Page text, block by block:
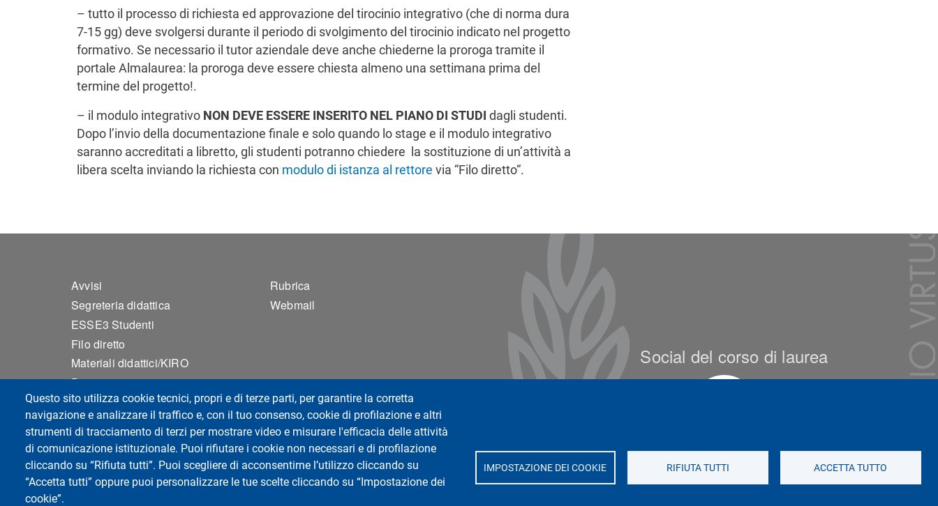
Questo sito utilizza cookie tecnici, propri e di terze parti, per garantire la corretta
navigazione e analizzare il traffico e, con il tuo consenso, cookie di profilazione e altri
strumenti di tracciamento di terzi per mostrare video e misurare l'efficacia delle attività
di comunicazione istituzionale. Puoi rifiutare i cookie non necessari e di profilazione
cliccando su “Rifiuta tutti”. Puoi scegliere di acconsentirne l’utilizzo cliccando su
“Accetta tutti” oppure puoi personalizzare le tue scelte cliccando su “Impostazione dei
cookie”.
IMPOSTAZIONE DEI COOKIE RIFIUTA TUTTI ACCETTA TUTTO
– tutto il processo di richiesta ed approvazione del tirocinio integrativo (che di norma dura
7-15 gg) deve svolgersi durante il periodo di svolgimento del tirocinio indicato nel progetto
formativo. Se necessario il tutor aziendale deve anche chiederne la proroga tramite il
portale Almalaurea: la proroga deve essere chiesta almeno una settimana prima del
termine del progetto!.
– il modulo integrativo NON DEVE ESSERE INSERITO NEL PIANO DI STUDI dagli studenti.
Dopo l’invio della documentazione finale e solo quando lo stage e il modulo integrativo
saranno accreditati a libretto, gli studenti potranno chiedere la sostituzione di un’attività a
libera scelta inviando la richiesta con modulo di istanza al rettore via “Filo diretto“.
Footer 1
Avvisi
Segreteria didattica
ESSE3 Studenti
Filo diretto
Materiali didattici/KIRO
Privacy
Accessibilità
Mappa del sito
Impostazioni Cookie
Footer 2
Rubrica
Webmail
Social del corso di laurea
Social di Ateneo